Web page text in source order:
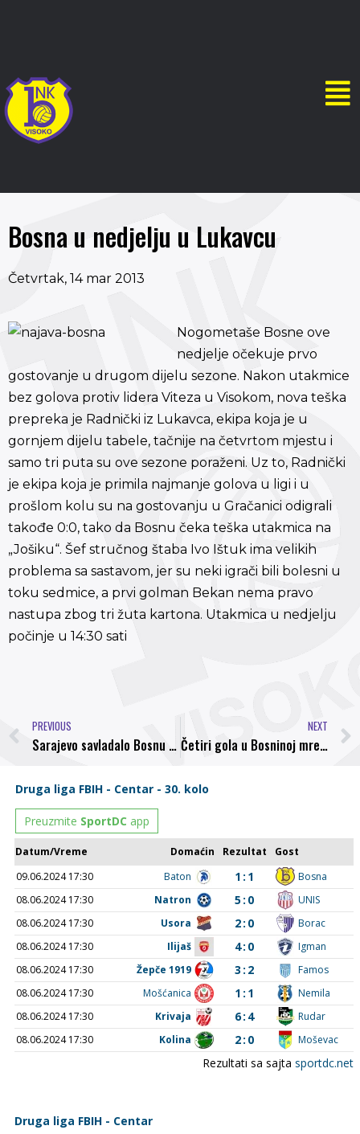
Bosna u nedjelju u Lukavcu
Četvrtak, 14 mar 2013
Nogometaše Bosne ove
nedjelje očekuje prvo
gostovanje u drugom dijelu sezone. Nakon utakmice
bez golova protiv lidera Viteza u Visokom, nova teška
prepreka je Radnički iz Lukavca, ekipa koja je u
gornjem dijelu tabele, tačnije na četvrtom mjestu i
samo tri puta su ove sezone poraženi. Uz to, Radnički
je ekipa koja je primila najmanje golova u ligi i u
prošlom kolu su na gostovanju u Gračanici odigrali
takođe 0:0, tako da Bosnu čeka teška utakmica na
„Jošiku“. Šef stručnog štaba Ivo Ištuk ima velikih
problema sa sastavom, jer su neki igrači bili bolesni u
toku sedmice, a prvi golman Bekan nema pravo
nastupa zbog tri žuta kartona. Utakmica u nedjelju
počinje u 14:30 sati
PREVIOUS
Sarajevo savladalo Bosnu sa 3:2
NEXT
Četiri gola u Bosninoj mreži, utakmicu obilježio nesportski potez domaćeg trenera Vojvodića